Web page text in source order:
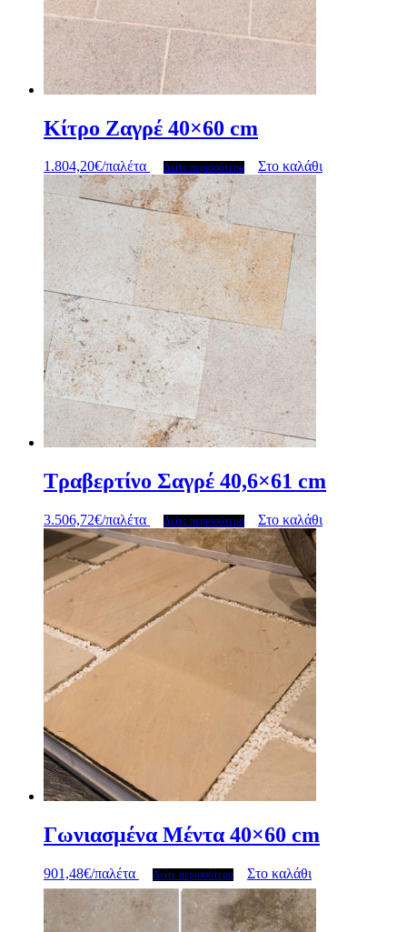
Κίτρο Ζαγρέ 40×60 cm
1.804,20€/παλέτα Δείτε περισσότερα Στο καλάθι
Τραβερτίνο Σαγρέ 40,6×61 cm
3.506,72€/παλέτα Δείτε περισσότερα Στο καλάθι
Γωνιασμένα Μέντα 40×60 cm
901,48€/παλέτα Δείτε περισσότερα Στο καλάθι